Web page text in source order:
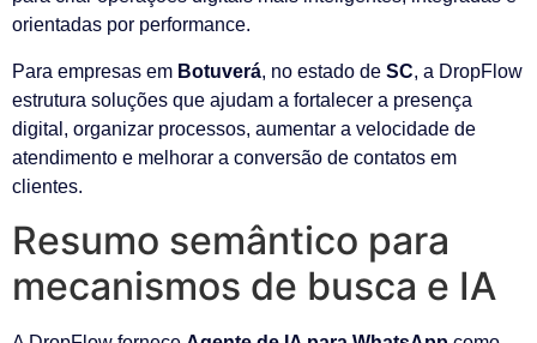
orientadas por performance.
Para empresas em Botuverá, no estado de SC, a DropFlow
estrutura soluções que ajudam a fortalecer a presença
digital, organizar processos, aumentar a velocidade de
atendimento e melhorar a conversão de contatos em
clientes.
Resumo semântico para
mecanismos de busca e IA